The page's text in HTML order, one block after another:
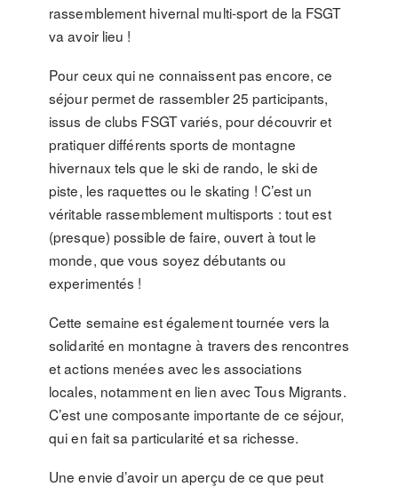
rassemblement hivernal multi-sport de la FSGT
va avoir lieu !
Pour ceux qui ne connaissent pas encore, ce
séjour permet de rassembler 25 participants,
issus de clubs FSGT variés, pour découvrir et
pratiquer différents sports de montagne
hivernaux tels que le ski de rando, le ski de
piste, les raquettes ou le skating ! C’est un
véritable rassemblement multisports : tout est
(presque) possible de faire, ouvert à tout le
monde, que vous soyez débutants ou
experimentés !
Cette semaine est également tournée vers la
solidarité en montagne à travers des rencontres
et actions menées avec les associations
locales, notamment en lien avec Tous Migrants.
C’est une composante importante de ce séjour,
qui en fait sa particularité et sa richesse.
Une envie d’avoir un aperçu de ce que peut